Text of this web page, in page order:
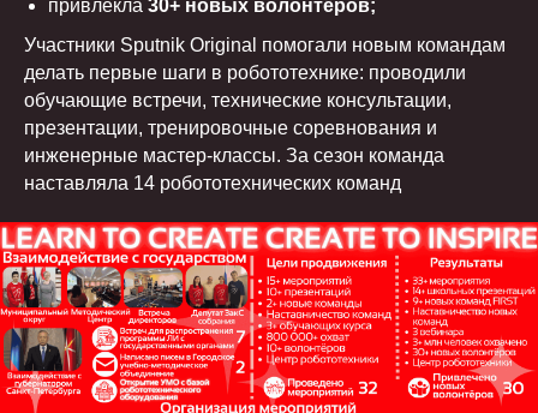
привлекла 30+ новых волонтёров;
Участники Sputnik Original помогали новым командам
делать первые шаги в робототехнике: проводили
обучающие встречи, технические консультации,
презентации, тренировочные соревнования и
инженерные мастер-классы. За сезон команда
наставляла 14 робототехнических команд